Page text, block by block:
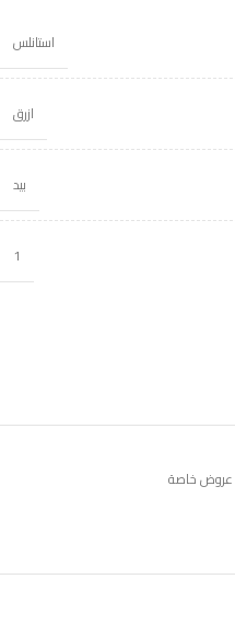
استانلس
ازرق
بيد
1
عروض خاصة